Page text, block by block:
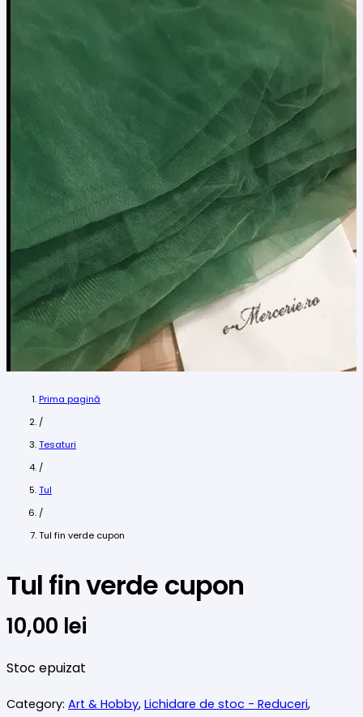
Prima pagină
/
Tesaturi
/
Tul
/
Tul fin verde cupon
Tul fin verde cupon
10,00 lei
Stoc epuizat
Category: Art & Hobby, Lichidare de stoc - Reduceri,